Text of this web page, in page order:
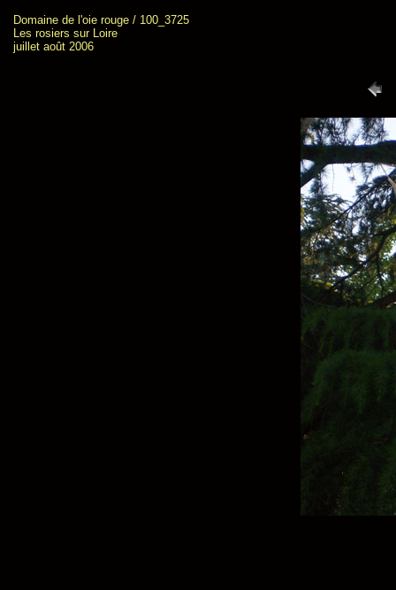
Domaine de l'oie rouge / 100_3725
Les rosiers sur Loire
juillet août 2006